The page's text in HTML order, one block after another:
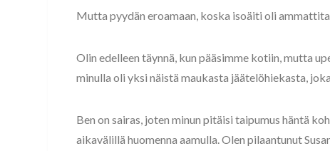
Mutta pyydän eroamaan, koska isoäiti oli
Olin edelleen täynnä, kun pääsimme kotiin, mutta
minulla oli yksi näistä maukasta jäätelöhiekasta,
Ben on sairas, joten minun pitäisi taipumus häntä
aikavälillä huomenna aamulla. Olen pilaantunut